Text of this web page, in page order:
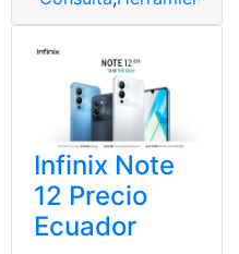
Infinix Note
12 Precio
Ecuador